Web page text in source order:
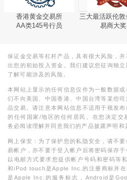
香港黄金交易所
AA类145号行员
三大最活跃伦敦
易商大奖
保证金交易等杠杆产品，具有很大风险，
出您的初始投入资金。我们建议您征询独
了解可能涉及的风险。
本网站上显示的任何信息仅作为一般数据
们不向美国、中国香港、中国台湾等某些
品交易。请注意本网站信息不适用于视发
的任何国家/地区的任何居民。在您决定交
务必阅读理解并同意我们的产品披露声明和
网上保安：为了保护您的私隐安全，请不
易帐户，亦不要于登入帐户后将密码保存
以电邮方式要求您提供帐户号码和密码等
和iPod touch是Apple Inc.的注册商标并
是Apple Inc.的服务标志，Android是